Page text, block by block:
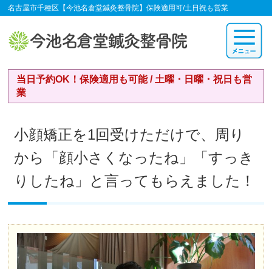
名古屋市千種区【今池名倉堂鍼灸整骨院】保険適用可/土日祝も営業
当日予約OK！保険適用も可能 / 土曜・日曜・祝日も営
業
小顔矯正を1回受けただけで、周り
から「顔小さくなったね」「すっき
りしたね」と言ってもらえました！